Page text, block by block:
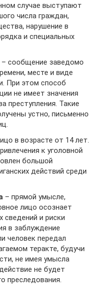
случае выступают
числа граждан,
нарушение в
и специальных
– сообщение заведомо
месте и виде
При этом способ
не имеет значения
преступления. Такие
устно, письменно
в возрасте от 14 лет.
к уголовной
большой
действий среди
– прямой умысле,
лицо осознает
и риски
в заблуждение
человек передал
теракте, будучи
не имея умысла
не будет
преследования.